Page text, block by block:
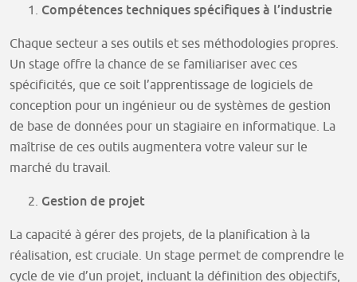
Compétences techniques spécifiques à l’industrie
Chaque secteur a ses outils et ses méthodologies propres.
Un stage offre la chance de se familiariser avec ces
spécificités, que ce soit l’apprentissage de logiciels de
conception pour un ingénieur ou de systèmes de gestion
de base de données pour un stagiaire en informatique. La
maîtrise de ces outils augmentera votre valeur sur le
marché du travail.
Gestion de projet
La capacité à gérer des projets, de la planification à la
réalisation, est cruciale. Un stage permet de comprendre le
cycle de vie d’un projet, incluant la définition des objectifs,